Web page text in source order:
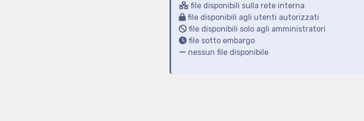
file disponibili sulla rete interna
file disponibili agli utenti autorizzati
file disponibili solo agli amministratori
file sotto embargo
nessun file disponibile